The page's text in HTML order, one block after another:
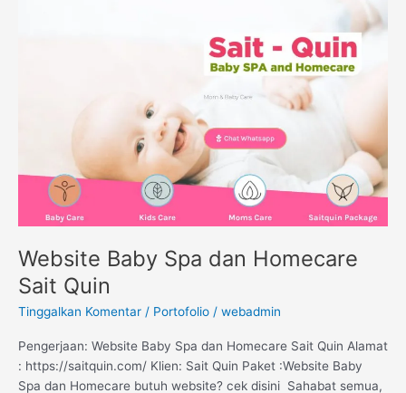
Website Baby Spa dan Homecare
Sait Quin
Tinggalkan Komentar / Portofolio / webadmin
Pengerjaan: Website Baby Spa dan Homecare Sait Quin Alamat
: https://saitquin.com/ Klien: Sait Quin Paket :Website Baby
Spa dan Homecare butuh website? cek disini Sahabat semua,